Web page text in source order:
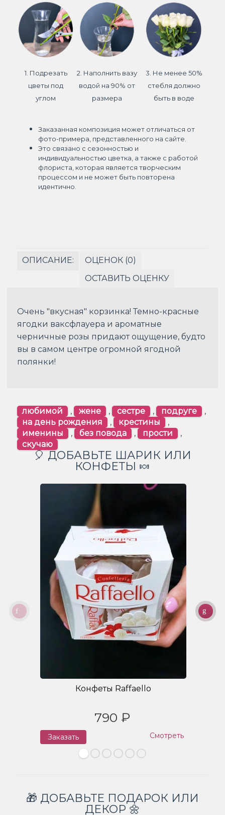
1. Подрезать
цветы под
углом
2. Наполнить вазу
водой на 90% от
размера
3. Не менее 50%
стебля должно
быть в воде
Заказанная композиция может отличаться от
фото-примера, представленного на сайте.
Это связано с сезонностью и
индивидуальностью цветка, а также с работой
флориста, которая является творческим
процессом и не может быть повторена
идентично.
ОПИСАНИЕ:
ОЦЕНОК (0)
ОСТАВИТЬ ОЦЕНКУ
Очень "вкусная" корзинка! Темно-красные
ягодки ваксфлауера и ароматные
черничные розы придают ощущение, будто
вы в самом центре огромной ягодной
полянки!
любимой , жене , сестре , подруге
,
на день рождения
, крестины
,
именины
, без повода , прости
,
скучаю
🎈 ДОБАВЬТЕ ШАРИК ИЛИ
КОНФЕТЫ 🍬
Конфеты Raffaello
790 ₽
Заказать Смотреть
🎁 ДОБАВЬТЕ ПОДАРОК ИЛИ
ДЕКОР 🌼